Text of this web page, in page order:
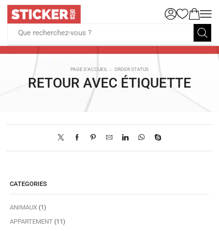
Que recherchez-vous ?
PAGE D'ACCUEIL ORDER STATUS
RETOUR AVEC ÉTIQUETTE
CATEGORIES
ANIMAUX (1)
APPARTEMENT (11)